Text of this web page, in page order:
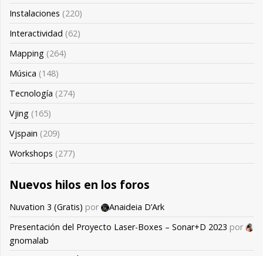
Instalaciones (220)
Interactividad (62)
Mapping (264)
Música (148)
Tecnología (274)
Vjing (165)
Vjspain (209)
Workshops (277)
Nuevos hilos en los foros
Nuvation 3 (Gratis) por
Anaideia D’Ark
Presentación del Proyecto Laser-Boxes – Sonar+D 2023 por
gnomalab